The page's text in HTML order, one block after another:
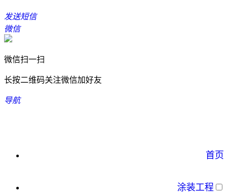
发送短信
微信
微信扫一扫
长按二维码关注微信加好友
导航
首页
涂装工程